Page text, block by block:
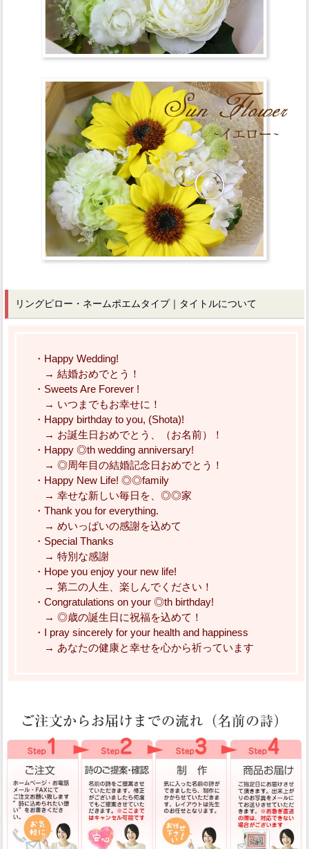
リングピロー・ネームポエムタイプ｜タイトルについて
・Happy Wedding!
→ 結婚おめでとう！
・Sweets Are Forever !
→ いつまでもお幸せに！
・Happy birthday to you, (Shota)!
→ お誕生日おめでとう、（お名前）！
・Happy ◎th wedding anniversary!
→ ◎周年目の結婚記念日おめでとう！
・Happy New Life! ◎◎family
→ 幸せな新しい毎日を、◎◎家
・Thank you for everything.
→ めいっぱいの感謝を込めて
・Special Thanks
→ 特別な感謝
・Hope you enjoy your new life!
→ 第二の人生、楽しんでください！
・Congratulations on your ◎th birthday!
→ ◎歳の誕生日に祝福を込めて！
・I pray sincerely for your health and happiness
→ あなたの健康と幸せを心から祈っています